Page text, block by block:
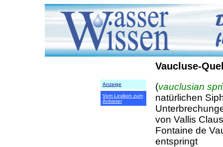
Anzeige
Vom Lexikon zum
Anbieter
Vaucluse-
(vauclusian
natürlichen
von Vallis
Fontaine de
entspringt